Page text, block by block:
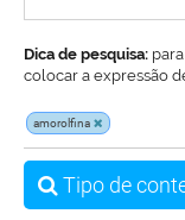
Dica de pesquisa:
colocar a expressão
amorolfina
Tipo de